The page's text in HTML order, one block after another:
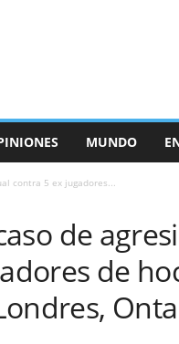
MUNDO
contra 5 ex jugadores...
de
de